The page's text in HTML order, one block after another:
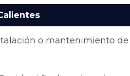
o mantenimiento